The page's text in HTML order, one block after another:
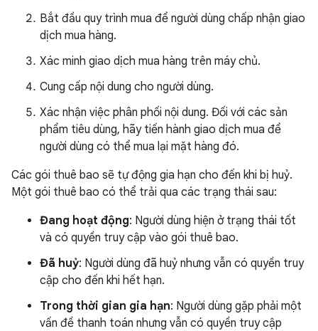
Bắt đầu quy trình mua để người dùng chấp nhận giao
dịch mua hàng.
Xác minh giao dịch mua hàng trên máy chủ.
Cung cấp nội dung cho người dùng.
Xác nhận việc phân phối nội dung. Đối với các sản
phẩm tiêu dùng, hãy tiến hành giao dịch mua để
người dùng có thể mua lại mặt hàng đó.
Các gói thuê bao sẽ tự động gia hạn cho đến khi bị huỷ.
Một gói thuê bao có thể trải qua các trạng thái sau:
Đang hoạt động: Người dùng hiện ở trạng thái tốt
và có quyền truy cập vào gói thuê bao.
Đã huỷ: Người dùng đã huỷ nhưng vẫn có quyền truy
cập cho đến khi hết hạn.
Trong thời gian gia hạn: Người dùng gặp phải một
vấn đề thanh toán nhưng vẫn có quyền truy cập